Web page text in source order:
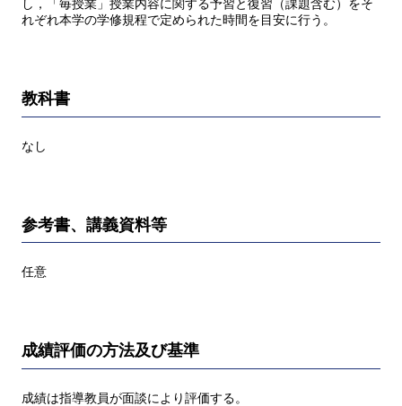
し，「毎授業」授業内容に関する予習と復習（課題含む）をそ
れぞれ本学の学修規程で定められた時間を目安に行う。
教科書
なし
参考書、講義資料等
任意
成績評価の方法及び基準
成績は指導教員が面談により評価する。